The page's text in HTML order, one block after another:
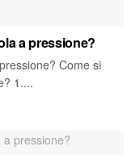
a pressione?
Come si
1....